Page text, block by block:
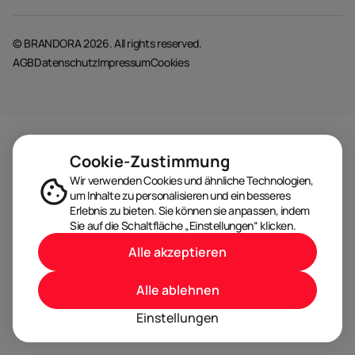
© BRANDORA 2026. All rights reserved.
AGBDatenschutzImpressumCookies
Cookie-Zustimmung
Wir verwenden Cookies und ähnliche Technologien,
um Inhalte zu personalisieren und ein besseres
Erlebnis zu bieten. Sie können sie anpassen, indem
Sie auf die Schaltfläche „Einstellungen“ klicken.
Einstellungen
Alle ablehnen
Alle akzeptieren